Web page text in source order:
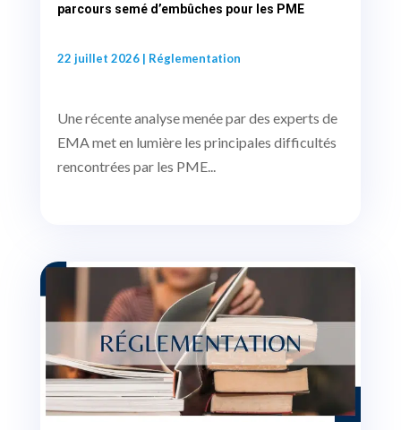
parcours semé d’embûches pour les PME
22 juillet 2026| Réglementation
Une récente analyse menée par des experts de
EMA met en lumière les principales difficultés
rencontrées par les PME...